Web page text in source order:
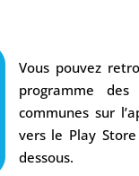
Vous pouvez
programme
communes sur
vers le Play
dessous.